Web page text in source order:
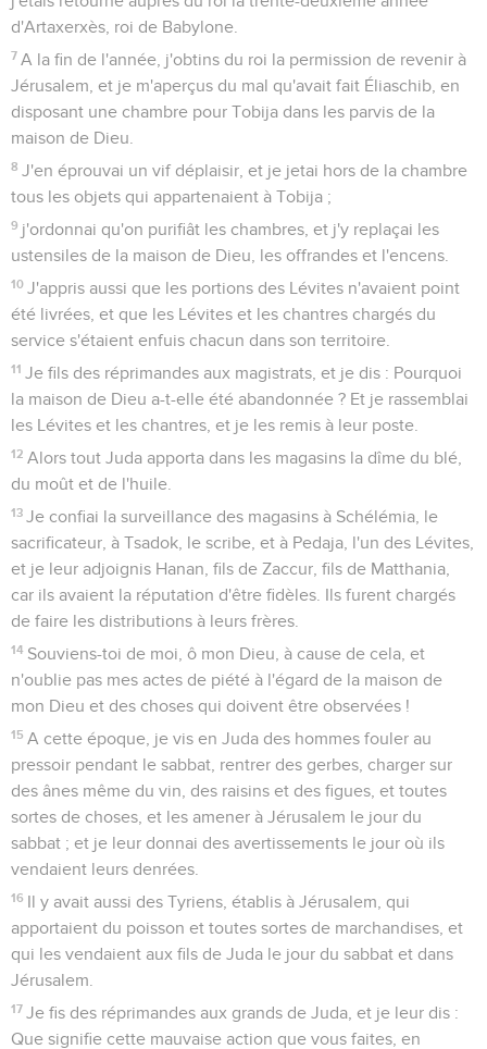
l’empereur.
L’auteur fait preuve d’une connaissance exacte de la
topographie, de la chronologie et de l’administration de
Suse. Sa description du personnage sensuel et cruel de
Xerxès correspond à ce que l’on en sait par ailleurs. Les
textes extra-bibliques ne mentionnent pas Esther, mais une
tablette cunéiforme de Borsippa, près de Babylone, parle
d’un certain Marduka, haut fonctionnaire de la cour de Suse,
que certains identifient à Mardochée.
Esther est le seul livre de toute la Bible où le nom de Dieu
est totalement absent. Le récit suggère avec force que le
cours de la vie d’Esther n’est pas dû au hasard : « Qui sait si
ce n’est pas en vue de telles circonstances que tu es
devenue impératrice ? » (4.14). L’histoire est d’ailleurs
émaillée d’événements apparemment fortuits et pourtant
décisifs, comme, par exemple, en 6.1, l’insomnie de
l’empereur, sa décision de lire le livre des Annales et sa
lecture du passage concernant l’intervention salutaire de
Mardochée. Dieu est donc bien présent dans le livre, mais
l’absence de toute mention de son nom exprime le drame
de l’exil : dispersé au milieu des païens, le peuple n’est pas
chez lui, là où le Temple se reconstruit.
permission. All rights reserved worldwide.
Esther 1
Le banquet du roi Xerxès
1 C'était du temps d'Assuérus, de cet Assuérus qui régnait
depuis l'Inde jusqu'en Éthiopie sur cent vingt-sept
provinces ;
2 et le roi Assuérus était alors assis sur son trône royal à